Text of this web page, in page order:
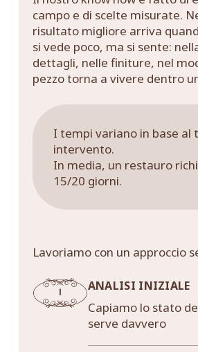
campo e di scelte misurate.
risultato migliore arriva
si vede poco, ma si sente:
dettagli, nelle finiture, nel
pezzo torna a vivere dentro
I tempi variano in base al
intervento.
In media, un restauro
15/20 giorni.
Lavoriamo con un approccio
ANALISI INIZIALE
Capiamo lo stato
serve davvero